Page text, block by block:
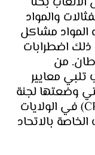
والمواد
المواد مشاكل
اضطرابات
من
تلبي معايير
وضعتها لجنة
سلامة المنتجات الاستهلاكية (CPSC) في الولايات
بالاتحاد